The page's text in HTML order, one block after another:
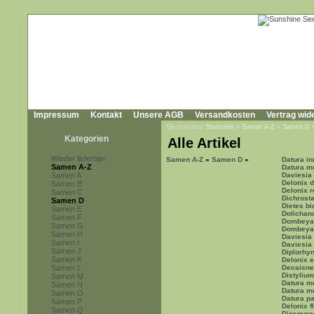
Impressum Kontakt Unsere AGB Versandkosten Vertrag
Kategorien
Wieder lieferbar!
Samen A-Z
Samen A
Samen B
Samen C
Samen D
Samen E
Samen F
Samen G
Samen H
Samen I
Samen J
Samen K
Samen L
Samen M
Samen N
Samen O
Samen P
Samen Q
Sie sind hier: Startseite » Samen A-Z » Samen D
Alle Artikel
Samen A-Z » Samen D »
Datura
Datura
Daviesia
Delonix
Delonix
Dietes
Daviesia
Daviesia
Delonix
Datura
Datura
Datura
Delonix